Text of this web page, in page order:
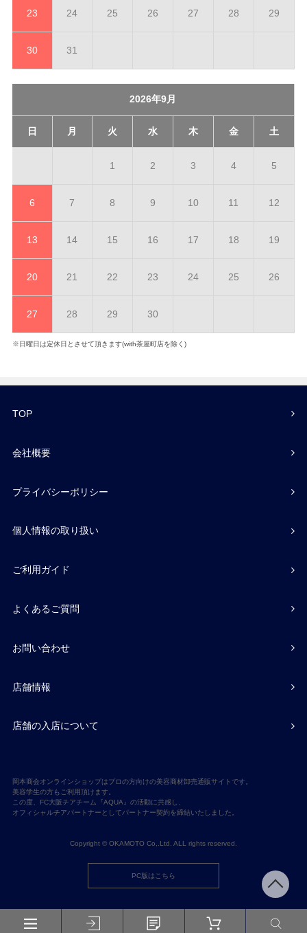
23 24 25 26 27 28 29
30 31
2026年9月
日 月 火 水 木 金 土
1 2 3 4 5
6 7 8 9 10 11 12
13 14 15 16 17 18 19
20 21 22 23 24 25 26
27 28 29 30
※日曜日は定休日とさせて頂きます(with茶屋町店を除く)
TOP
会社概要
プライバシーポリシー
個人情報の取り扱い
ご利用ガイド
よくあるご質問
お問い合わせ
店舗情報
店舗の入店について
岡本商会オンラインショップはプロの方向けの美容商材卸売通販サイトです。
美容学生の方もご利用頂けます。
この度、FC大阪チアチーム『AQUA』の活動に共感し、
オフィシャルチアパートナーとしてパートナー契約を締結いたしました。
Copyright © OKAMOTO Co,.Ltd. ALL rights reserved.
PC版はこちら